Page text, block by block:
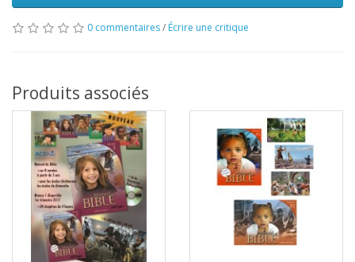
0 commentaires/ Écrire une critique
Produits associés